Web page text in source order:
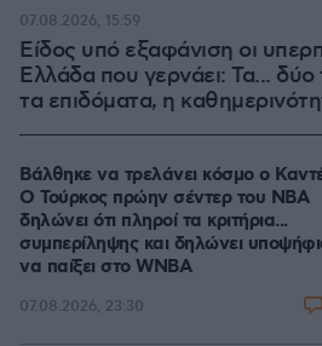
Είδος υπό εξαφάνιση οι
Ελλάδα που γερνάει: Τα...
τα επιδόματα, η
07.08.2026, 15:59
Βάλθηκε να τρελάνει κόσμο ο
Ο Τούρκος πρώην σέντερ του NBA
δηλώνει ότι πληροί τα κριτήρια...
συμπερίληψης και δηλώνει
να παίξει στο WNBA
07.08.2026, 23:30